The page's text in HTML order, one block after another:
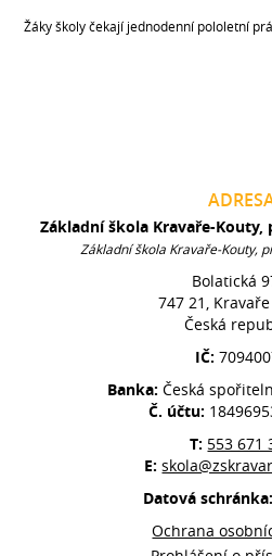
Žáky školy čekají jednodenní pololetní
Základní škola Kravaře-Kouty,
Základní škola Kravaře-Kouty,
Bolatická
747 21,
Česká
IČ:
Banka:Česká
Č. účtu:
T: 553 671
E:
Datová schránka:
Ochrana